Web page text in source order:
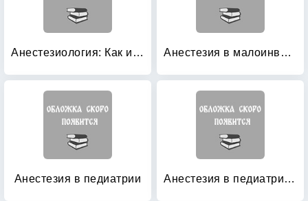
Анестезиология: Как избежать ошибок Анестезия в малоинвазивной хирургии
Анестезия в педиатрии Анестезия в педиатрии: Пособие для врачей